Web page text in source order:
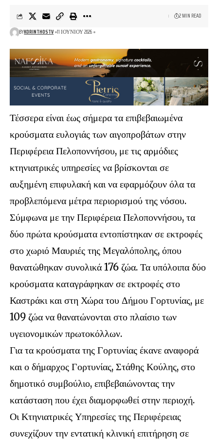
BYKORINTHOSTV 11 ΙΟΥΝΊΟΥ 2026
2 MIN READ
Τέσσερα είναι έως σήμερα τα επιβεβαιωμένα
κρούσματα ευλογιάς των αιγοπροβάτων στην
Περιφέρεια Πελοποννήσου, με τις αρμόδιες
κτηνιατρικές υπηρεσίες να βρίσκονται σε
αυξημένη επιφυλακή και να εφαρμόζουν όλα τα
προβλεπόμενα μέτρα περιορισμού της νόσου.
Σύμφωνα με την Περιφέρεια Πελοποννήσου, τα
δύο πρώτα κρούσματα εντοπίστηκαν σε εκτροφές
στο χωριό Μαυριές της Μεγαλόπολης, όπου
θανατώθηκαν συνολικά 176 ζώα. Τα υπόλοιπα δύο
κρούσματα καταγράφηκαν σε εκτροφές στο
Καστράκι και στη Χώρα του Δήμου Γορτυνίας, με
109 ζώα να θανατώνονται στο πλαίσιο των
υγειονομικών πρωτοκόλλων.
Για τα κρούσματα της Γορτυνίας έκανε αναφορά
και ο δήμαρχος Γορτυνίας, Στάθης Κούλης, στο
δημοτικό συμβούλιο, επιβεβαιώνοντας την
κατάσταση που έχει διαμορφωθεί στην περιοχή.
Οι Κτηνιατρικές Υπηρεσίες της Περιφέρειας
συνεχίζουν την εντατική κλινική επιτήρηση σε